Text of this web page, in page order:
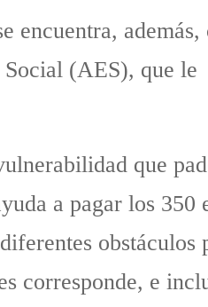
encuentra, además,
Social (AES), que le
que
a pagar los 350
obstáculos
corresponde, e